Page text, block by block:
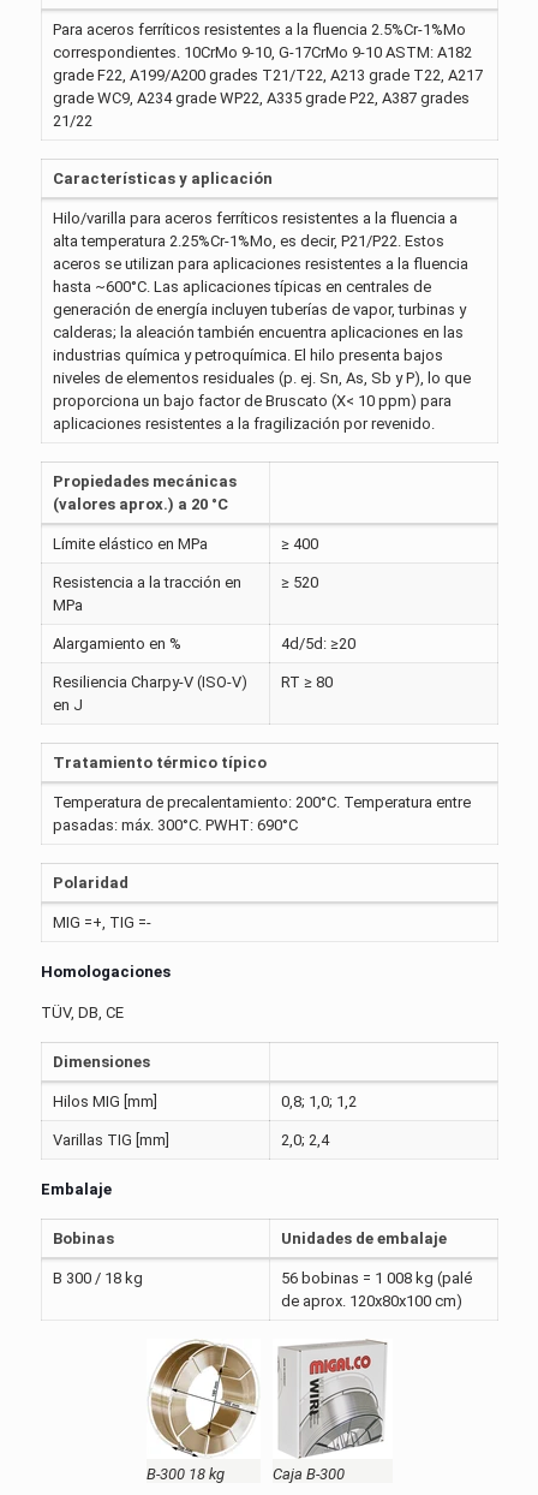
Para aceros ferríticos resistentes a la fluencia 2.5%Cr-1%Mo
correspondientes. 10CrMo 9-10, G-17CrMo 9-10 ASTM: A182
grade F22, A199/A200 grades T21/T22, A213 grade T22, A217
grade WC9, A234 grade WP22, A335 grade P22, A387 grades
21/22
Características y aplicación
Hilo/varilla para aceros ferríticos resistentes a la fluencia a
alta temperatura 2.25%Cr-1%Mo, es decir, P21/P22. Estos
aceros se utilizan para aplicaciones resistentes a la fluencia
hasta ~600°C. Las aplicaciones típicas en centrales de
generación de energía incluyen tuberías de vapor, turbinas y
calderas; la aleación también encuentra aplicaciones en las
industrias química y petroquímica. El hilo presenta bajos
niveles de elementos residuales (p. ej. Sn, As, Sb y P), lo que
proporciona un bajo factor de Bruscato (X< 10 ppm) para
aplicaciones resistentes a la fragilización por revenido.
Propiedades mecánicas
(valores aprox.) a 20 °C
Límite elástico en MPa ≥ 400
Resistencia a la tracción en
MPa
≥ 520
Alargamiento en % 4d/5d: ≥20
Resiliencia Charpy-V (ISO-V)
en J
RT ≥ 80
Tratamiento térmico típico
Temperatura de precalentamiento: 200°C. Temperatura entre
pasadas: máx. 300°C. PWHT: 690°C
Polaridad
MIG =+, TIG =-
Homologaciones
TÜV, DB, CE
Dimensiones
Hilos MIG [mm] 0,8; 1,0; 1,2
Varillas TIG [mm] 2,0; 2,4
Embalaje
Bobinas Unidades de embalaje
B 300 / 18 kg
56 bobinas = 1 008 kg (palé
de aprox. 120x80x100 cm)
B-300 18 kg Caja B-300